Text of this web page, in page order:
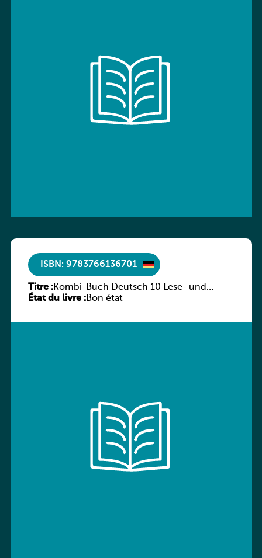
ISBN: 9783766136701
Titre :Kombi-Buch Deutsch 10 Lese- und
Sprachbuch
État du livre :Bon état